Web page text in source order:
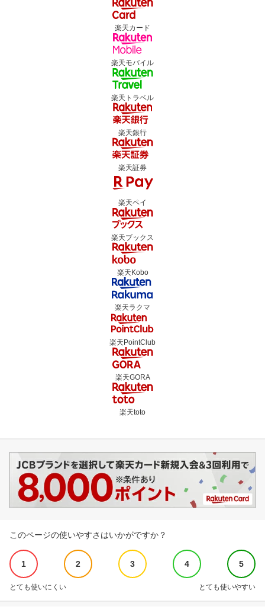
楽天カード
楽天モバイル
楽天トラベル
楽天銀行
楽天証券
楽天ペイ
楽天ブックス
楽天Kobo
楽天ラクマ
楽天PointClub
楽天GORA
楽天toto
このページの使いやすさはいかがですか？
1 2 3 4 5
とても使いにくい とても使いやすい